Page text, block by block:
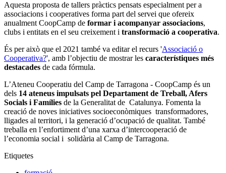
Aquesta proposta de tallers pràctics pensats especialment per a
associacions i cooperatives forma part del servei que ofereix
anualment CoopCamp de formar i acompanyar associacions,
clubs i entitats en el seu creixement i transformació a cooperativa.
És per això que el 2021 també va editar el recurs 'Associació o
Cooperativa?', amb l’objectiu de mostrar les característiques més
destacades de cada fórmula.
L’Ateneu Cooperatiu del Camp de Tarragona - CoopCamp és un
dels 14 ateneus impulsats pel Departament de Treball, Afers
Socials i Famílies de la Generalitat de Catalunya. Fomenta la
creació de noves iniciatives socioeconòmiques transformadores,
lligades al territori, i la generació d’ocupació de qualitat. També
treballa en l’enfortiment d’una xarxa d’intercooperació de
l’economia social i solidària al Camp de Tarragona.
Etiquetes